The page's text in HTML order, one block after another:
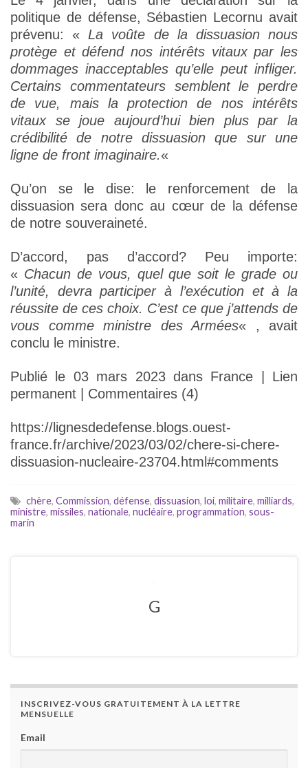
politique de défense, Sébastien Lecornu avait
prévenu: « La voûte de la dissuasion nous
protège et défend nos intérêts vitaux par les
dommages inacceptables qu’elle peut infliger.
Certains commentateurs semblent le perdre
de vue, mais la protection de nos intérêts
vitaux se joue aujourd’hui bien plus par la
crédibilité de notre dissuasion que sur une
ligne de front imaginaire.«
Qu’on se le dise: le renforcement de la
dissuasion sera donc au cœur de la défense
de notre souveraineté.
D’accord, pas d’accord? Peu importe:
« Chacun de vous, quel que soit le grade ou
l’unité, devra participer à l’exécution et à la
réussite de ces choix. C’est ce que j’attends de
vous comme ministre des Armées« , avait
conclu le ministre.
Publié le 03 mars 2023 dans France | Lien
permanent | Commentaires (4)
https://lignesdedefense.blogs.ouest-
france.fr/archive/2023/03/02/chere-si-chere-
dissuasion-nucleaire-23704.html#comments
chère, Commission, défense, dissuasion, loi, militaire, milliards,
ministre, missiles, nationale, nucléaire, programmation, sous-
marin
G
INSCRIVEZ-VOUS GRATUITEMENT À LA LETTRE
MENSUELLE
Email